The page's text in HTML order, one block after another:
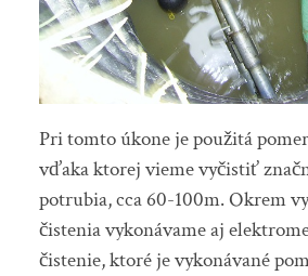
Pri tomto úkone je použitá
vďaka ktorej vieme vyčistiť
potrubia, cca 60-100m. Okrem
čistenia vykonávame aj
čistenie, ktoré je vykonávané